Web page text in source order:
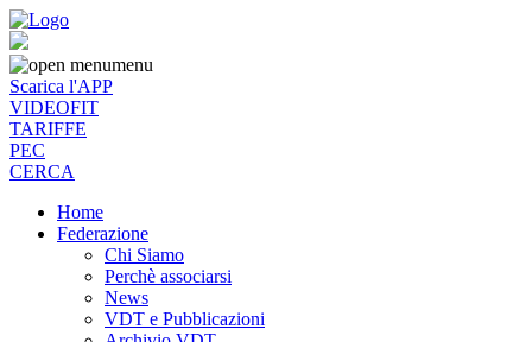
menu
Scarica l'APP
VIDEOFIT
TARIFFE
PEC
CERCA
Home
Federazione
Chi Siamo
Perchè associarsi
News
VDT e Pubblicazioni